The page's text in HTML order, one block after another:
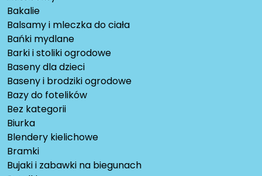
Bakalie
Balsamy i mleczka do ciała
Bańki mydlane
Barki i stoliki ogrodowe
Baseny dla dzieci
Baseny i brodziki ogrodowe
Bazy do fotelików
Bez kategorii
Biurka
Blendery kielichowe
Bramki
Bujaki i zabawki na biegunach